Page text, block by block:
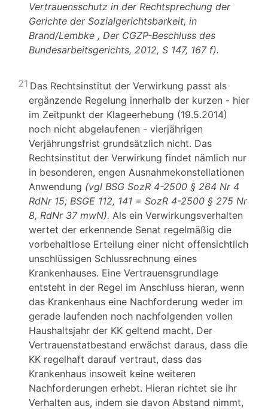
Vertrauensschutz in der Rechtsprechung der
Gerichte der Sozialgerichtsbarkeit, in
Brand/Lembke , Der CGZP-Beschluss des
Bundesarbeitsgerichts, 2012, S 147, 167 f).
21 Das Rechtsinstitut der Verwirkung passt als
ergänzende Regelung innerhalb der kurzen - hier
im Zeitpunkt der Klageerhebung (19.5.2014)
noch nicht abgelaufenen - vierjährigen
Verjährungsfrist grundsätzlich nicht. Das
Rechtsinstitut der Verwirkung findet nämlich nur
in besonderen, engen Ausnahmekonstellationen
Anwendung (vgl BSG SozR 4-2500 § 264 Nr 4
RdNr 15; BSGE 112, 141 = SozR 4-2500 § 275 Nr
8, RdNr 37 mwN). Als ein Verwirkungsverhalten
wertet der erkennende Senat regelmäßig die
vorbehaltlose Erteilung einer nicht offensichtlich
unschlüssigen Schlussrechnung eines
Krankenhauses. Eine Vertrauensgrundlage
entsteht in der Regel im Anschluss hieran, wenn
das Krankenhaus eine Nachforderung weder im
gerade laufenden noch nachfolgenden vollen
Haushaltsjahr der KK geltend macht. Der
Vertrauenstatbestand erwächst daraus, dass die
KK regelhaft darauf vertraut, dass das
Krankenhaus insoweit keine weiteren
Nachforderungen erhebt. Hieran richtet sie ihr
Verhalten aus, indem sie davon Abstand nimmt,